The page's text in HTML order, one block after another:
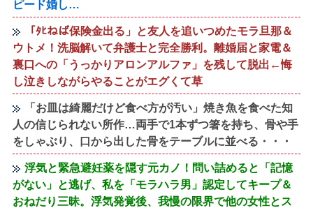
ピード婚し…
「ﾀﾋねば保険金出る」と友人を追いつめたモラ旦那＆
ウトメ！洗脳解いて弁護士と完全勝利。離婚届と家電＆
裏口への「うっかりアロンアルファ」を残して脱出←悔
し泣きしながらやることがエグくて草
「お皿は綺麗だけど食べ方が汚い」焼き魚を食べた知
人の信じられない所作…両手で1本ずつ箸を持ち、骨や手
をしゃぶり、口から出した骨をテーブルに並べる・・・
浮気と緊急避妊薬を隠す元カノ！問い詰めると「記憶
がない」と逃げ、私を「モラハラ男」認定してキープ＆
おねだり三昧。浮気発覚後、我慢の限界で他の女性とス